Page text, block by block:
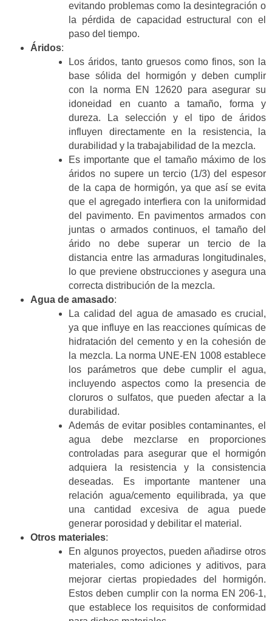
evitando problemas como la desintegración o
la pérdida de capacidad estructural con el
paso del tiempo.
Áridos:
Los áridos, tanto gruesos como finos, son la
base sólida del hormigón y deben cumplir
con la norma EN 12620 para asegurar su
idoneidad en cuanto a tamaño, forma y
dureza. La selección y el tipo de áridos
influyen directamente en la resistencia, la
durabilidad y la trabajabilidad de la mezcla.
Es importante que el tamaño máximo de los
áridos no supere un tercio (1/3) del espesor
de la capa de hormigón, ya que así se evita
que el agregado interfiera con la uniformidad
del pavimento. En pavimentos armados con
juntas o armados continuos, el tamaño del
árido no debe superar un tercio de la
distancia entre las armaduras longitudinales,
lo que previene obstrucciones y asegura una
correcta distribución de la mezcla.
Agua de amasado:
La calidad del agua de amasado es crucial,
ya que influye en las reacciones químicas de
hidratación del cemento y en la cohesión de
la mezcla. La norma UNE-EN 1008 establece
los parámetros que debe cumplir el agua,
incluyendo aspectos como la presencia de
cloruros o sulfatos, que pueden afectar a la
durabilidad.
Además de evitar posibles contaminantes, el
agua debe mezclarse en proporciones
controladas para asegurar que el hormigón
adquiera la resistencia y la consistencia
deseadas. Es importante mantener una
relación agua/cemento equilibrada, ya que
una cantidad excesiva de agua puede
generar porosidad y debilitar el material.
Otros materiales:
En algunos proyectos, pueden añadirse otros
materiales, como adiciones y aditivos, para
mejorar ciertas propiedades del hormigón.
Estos deben cumplir con la norma EN 206-1,
que establece los requisitos de conformidad